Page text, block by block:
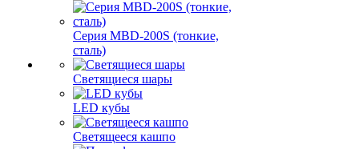
Серия MBD-200S (тонкие,
сталь)
Светящиеся шары
LED кубы
Светящееся кашпо